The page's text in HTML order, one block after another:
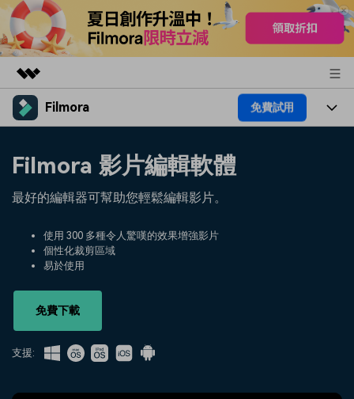
精選產品
實用工具
解決方案
商店
Filmora 免費試用
音訊
熱門人群
熱門方案
部落格
AI提示詞大全
收錄 100+ 熱門影片提示詞，快
幫助中心
我們隨時為您提供協助 如何用 Filmora 做出影響力
立即購買 登入
Filmora 影片編輯軟體
最好的編輯器可幫助您輕鬆編輯影片。
使用 300 多種令人驚嘆的效果增強影片
個性化裁剪區域
易於使用
免費下載
支援: